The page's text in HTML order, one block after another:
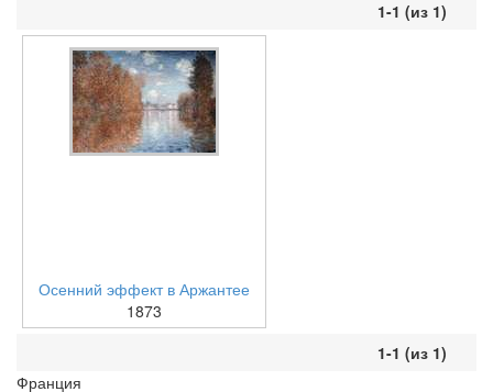
1-1 (из 1)
Осенний эффект в Аржантее
1873
1-1 (из 1)
Франция